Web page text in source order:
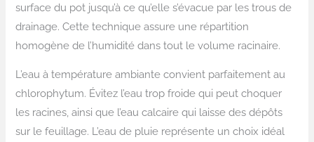
surface du pot jusqu’à ce qu’elle s’évacue par les trous de
drainage. Cette technique assure une répartition
homogène de l’humidité dans tout le volume racinaire.
L’eau à température ambiante convient parfaitement au
chlorophytum. Évitez l’eau trop froide qui peut choquer
les racines, ainsi que l’eau calcaire qui laisse des dépôts
sur le feuillage. L’eau de pluie représente un choix idéal